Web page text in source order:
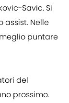
Savic. Si
assist. Nelle
puntare
del
prossimo.